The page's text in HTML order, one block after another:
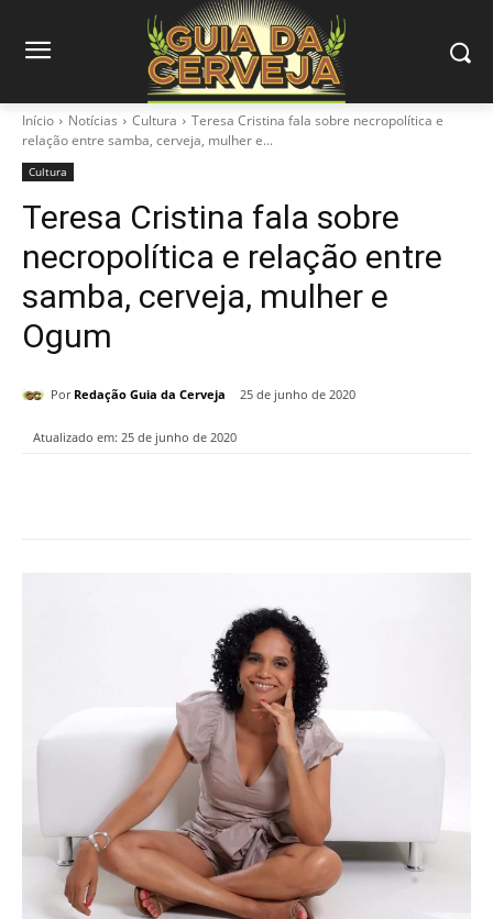
Início Notícias Cultura
Teresa Cristina fala sobre necropolítica e
relação entre samba, cerveja, mulher e...
Cultura
Teresa Cristina fala sobre
necropolítica e relação entre
samba, cerveja, mulher e
Ogum
Por Redação Guia da Cerveja 25 de junho de 2020
Atualizado em: 25 de junho de 2020